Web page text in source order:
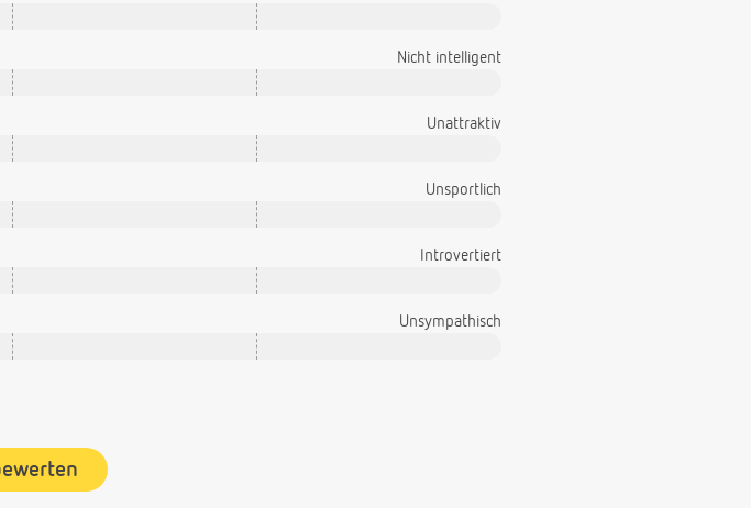
Nicht intelligent
Unattraktiv
Unsportlich
Introvertiert
Unsympathisch